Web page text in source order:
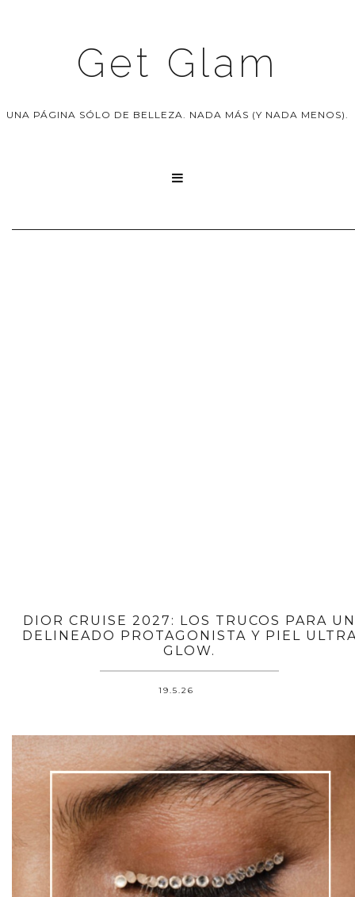
Get Glam
UNA PÁGINA SÓLO DE BELLEZA. NADA MÁS (Y NADA MENOS).

DIOR CRUISE 2027: LOS TRUCOS PARA UN
DELINEADO PROTAGONISTA Y PIEL
GLOW.
19.5.26